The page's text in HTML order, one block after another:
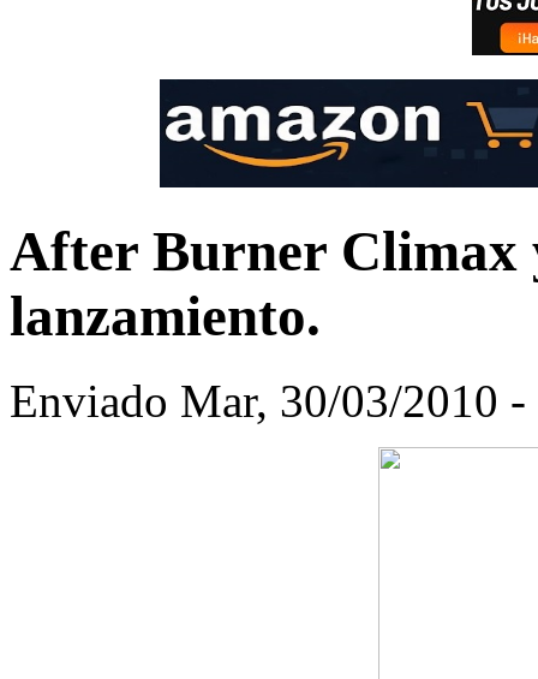
After Burner Climax
lanzamiento.
Enviado Mar, 30/03/2010